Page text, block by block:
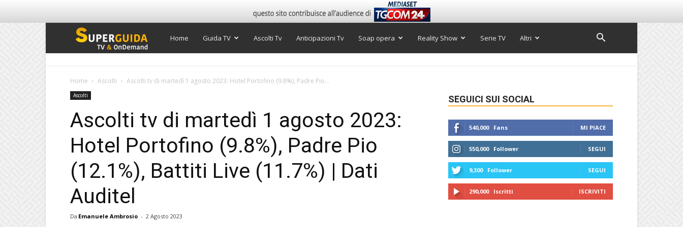
Super
Home Guida TV Ascolti Tv Anticipazioni Tv Soap opera Reality Show Serie TV Altri
Home Ascolti Ascolti tv di martedì 1 agosto 2023: Hotel Portofino (9.8%), Padre Pio...
Ascolti
Ascolti tv di martedì 1 agosto 2023:
Hotel Portofino (9.8%), Padre Pio
(12.1%), Battiti Live (11.7%) | Dati
Auditel
Da Emanuele Ambrosio - 2 Agosto 2023
SEGUICI SUI SOCIAL
540,000 Fans MI PIACE
550,000 Follower SEGUI
9,300 Follower SEGUI
290,000 Iscritti ISCRIVITI